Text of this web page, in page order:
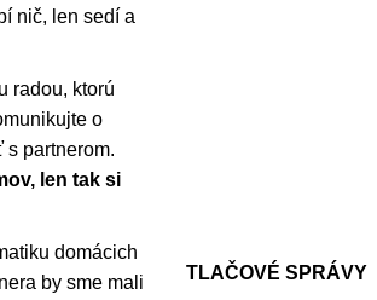
nič, len sedí a
radou, ktorú
o
s partnerom.
len tak si
domácich
by sme mali
TLAČOVÉ SPRÁVY